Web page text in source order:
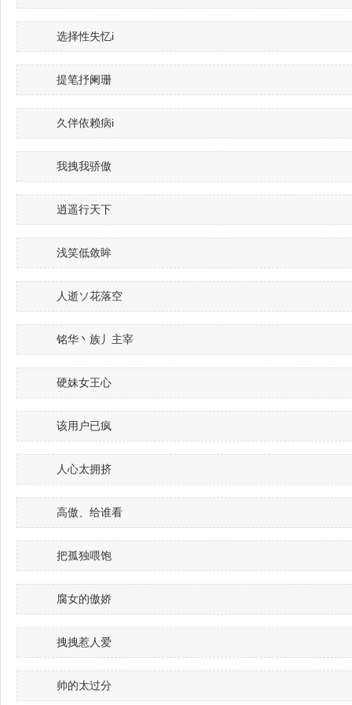
选择性失忆i
提笔抒阑珊
久伴依赖病i
我拽我骄傲
逍遥行天下
浅笑低敛眸
人逝ソ花落空
铭华丶族丿主宰
硬妹女王心
该用户已疯
人心太拥挤
高傲、给谁看ゝ
把孤独喂饱
腐女的傲娇
拽拽惹人爱
帅的太过分